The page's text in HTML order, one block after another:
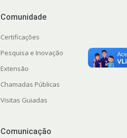
Comunidade
Certificações
Pesquisa e Inovação
Extensão
Chamadas Públicas
Visitas Guiadas
Comunicação